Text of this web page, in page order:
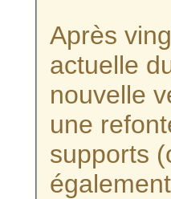
Après
actuelle
nouvelle
une
supports